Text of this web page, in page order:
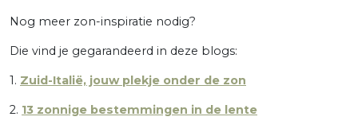
Nog meer zon-inspiratie nodig?
Die vind je gegarandeerd in deze blogs:
1. Zuid-Italië, jouw plekje onder de zon
2. 13 zonnige bestemmingen in de lente